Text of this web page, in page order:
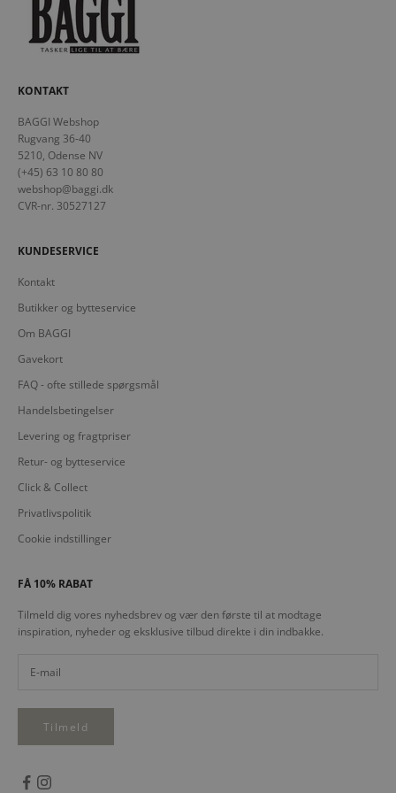
KONTAKT
BAGGI Webshop
Rugvang 36-40
5210, Odense NV
(+45) 63 10 80 80
webshop@baggi.dk
CVR-nr. 30527127
KUNDESERVICE
Kontakt
Butikker og bytteservice
Om BAGGI
Gavekort
FAQ - ofte stillede spørgsmål
Handelsbetingelser
Levering og fragtpriser
Retur- og bytteservice
Click & Collect
Privatlivspolitik
Cookie indstillinger
FÅ 10% RABAT
Tilmeld dig vores nyhedsbrev og vær den første til at modtage
inspiration, nyheder og eksklusive tilbud direkte i din indbakke.
Tilmeld